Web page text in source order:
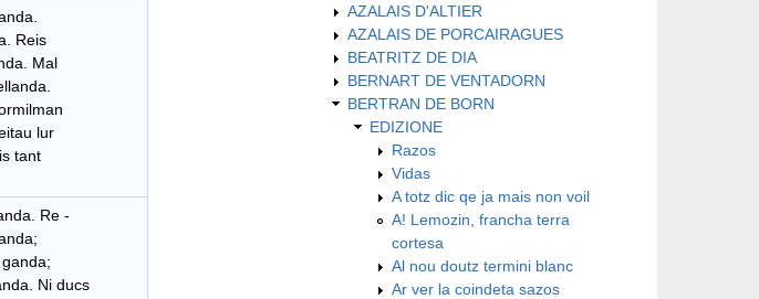
Reis
Mal
lur
tant
Re -
Ni ducs
AZALAIS D'ALTIER
AZALAIS DE PORCAIRAGUES
BEATRITZ DE DIA
BERNART DE VENTADORN
BERTRAN DE BORN
EDIZIONE
Razos
Vidas
A totz dic qe ja mais non voil
A! Lemozin, francha terra
cortesa
Al nou doutz termini blanc
Ar ver la coindeta sazos